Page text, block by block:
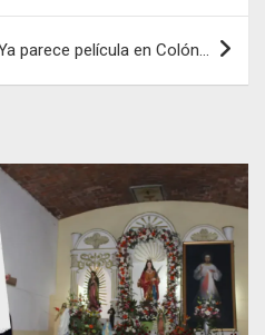
parece película en Colón…